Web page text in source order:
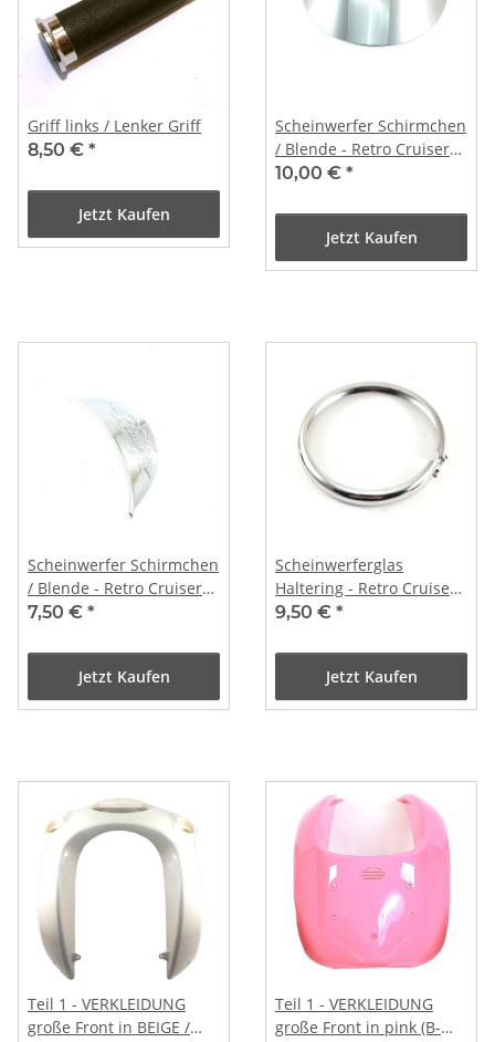
Griff links / Lenker Griff
8,50 € *
Jetzt Kaufen
Scheinwerfer Schirmchen
/ Blende - Retro Cruiser
QT-E u.a.
10,00 € *
Jetzt Kaufen
Scheinwerfer Schirmchen
/ Blende - Retro Cruiser
QT-E u.a. Alder Design
7,50 € *
Jetzt Kaufen
Scheinwerferglas
Haltering - Retro Cruiser
QT-E u.a.
9,50 € *
Jetzt Kaufen
Teil 1 - VERKLEIDUNG
große Front in BEIGE /
Teil 1 - VERKLEIDUNG
große Front in pink (B-